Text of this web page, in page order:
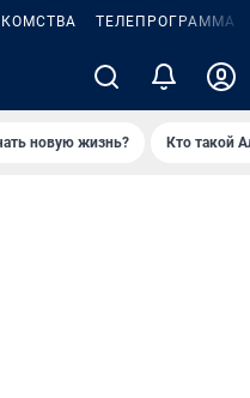
ТЕЛЕПРОГРАММА
новую жизнь? Кто такой